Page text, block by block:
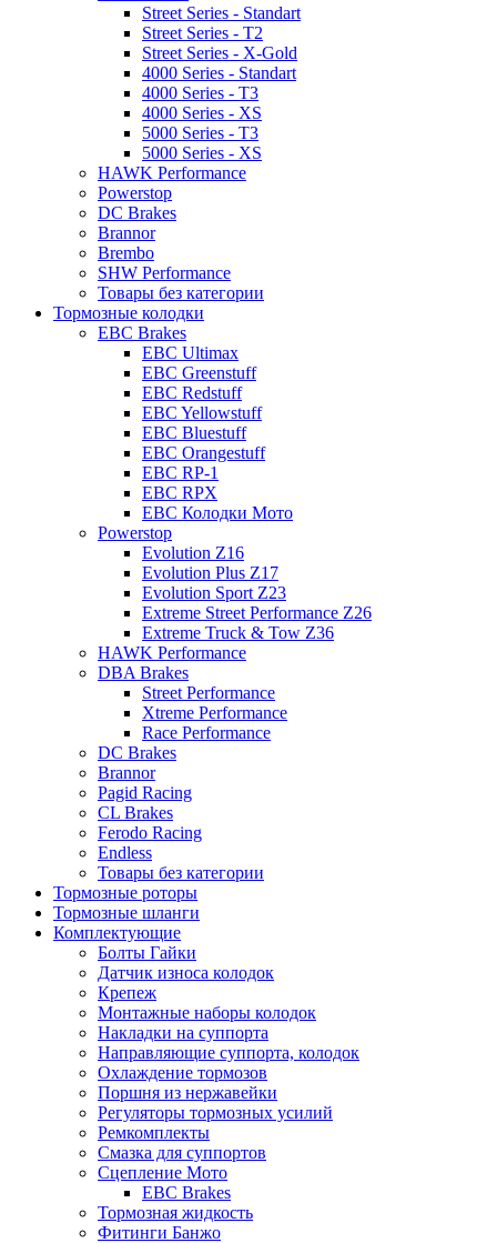
Street Series - Standart
Street Series - T2
Street Series - X-Gold
4000 Series - Standart
4000 Series - T3
4000 Series - XS
5000 Series - T3
5000 Series - XS
HAWK Performance
Powerstop
DC Brakes
Brannor
Brembo
SHW Performance
Товары без категории
Тормозные колодки
EBC Brakes
EBC Ultimax
EBC Greenstuff
EBC Redstuff
EBC Yellowstuff
EBC Bluestuff
EBC Orangestuff
EBC RP-1
EBC RPX
EBC Колодки Мото
Powerstop
Evolution Z16
Evolution Plus Z17
Evolution Sport Z23
Extreme Street Performance Z26
Extreme Truck & Tow Z36
HAWK Performance
DBA Brakes
Street Performance
Xtreme Performance
Race Performance
DC Brakes
Brannor
Pagid Racing
CL Brakes
Ferodo Racing
Endless
Товары без категории
Тормозные роторы
Тормозные шланги
Комплектующие
Болты Гайки
Датчик износа колодок
Крепеж
Монтажные наборы колодок
Накладки на суппорта
Направляющие суппорта, колодок
Охлаждение тормозов
Поршня из нержавейки
Регуляторы тормозных усилий
Ремкомплекты
Смазка для суппортов
Сцепление Мото
EBC Brakes
Тормозная жидкость
Фитинги Банжо